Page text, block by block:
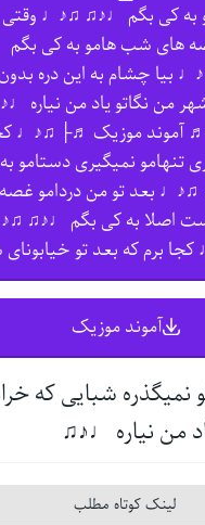
کی بگم ♩♪♫ ♫♪♩ وقتی
های شب هامو به کی
چشام به این دره بدون
من نگاتو یاد من نیاره
آموند موزیک ♬├ ♫♪♩
تنهامو نمیگیری
♫♪♩ بعد تو من دردامو
اصلا به کی بگم ♩♪♫ ♫♪♩
برم که بعد تو
آموند موزیک
نمیگذره شبایی که
من نیاره ♩♪♫
لینک کوتاه مطلب